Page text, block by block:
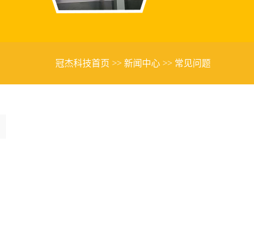
冠杰科技首页 >> 新闻中心 >> 常见问题